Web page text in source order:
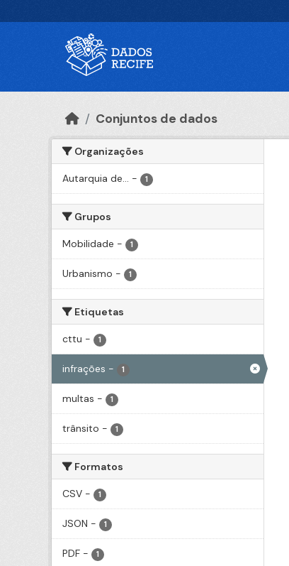
Conjuntos de dados
Organizações
Autarquia de... - 1
Grupos
Mobilidade - 1
Urbanismo - 1
Etiquetas
cttu - 1
infrações - 1
multas - 1
trânsito - 1
Formatos
CSV - 1
JSON - 1
PDF - 1